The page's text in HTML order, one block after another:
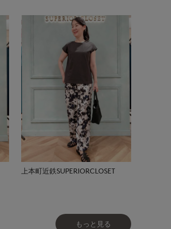
上本町近鉄SUPERIORCLOSET
もっと見る